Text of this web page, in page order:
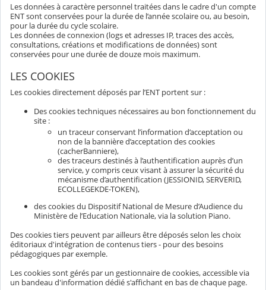
Les données à caractère personnel traitées dans le cadre d'un compte
ENT sont conservées pour la durée de l’année scolaire ou, au besoin,
pour la durée du cycle scolaire.
Les données de connexion (logs et adresses IP, traces des accès,
consultations, créations et modifications de données) sont
conservées pour une durée de douze mois maximum.
LES COOKIES
Les cookies directement déposés par l’ENT portent sur :
Des cookies techniques nécessaires au bon fonctionnement du
site :
un traceur conservant l’information d’acceptation ou
non de la bannière d’acceptation des cookies
(cacherBanniere),
des traceurs destinés à l’authentification auprès d’un
service, y compris ceux visant à assurer la sécurité du
mécanisme d’authentification (JESSIONID, SERVERID,
ECOLLEGEKDE-TOKEN),
des cookies du Dispositif National de Mesure d’Audience du
Ministère de l’Education Nationale, via la solution Piano.
Des cookies tiers peuvent par ailleurs être déposés selon les choix
éditoriaux d'intégration de contenus tiers - pour des besoins
pédagogiques par exemple.
Les cookies sont gérés par un gestionnaire de cookies, accessible via
un bandeau d'information dédié s'affichant en bas de chaque page.